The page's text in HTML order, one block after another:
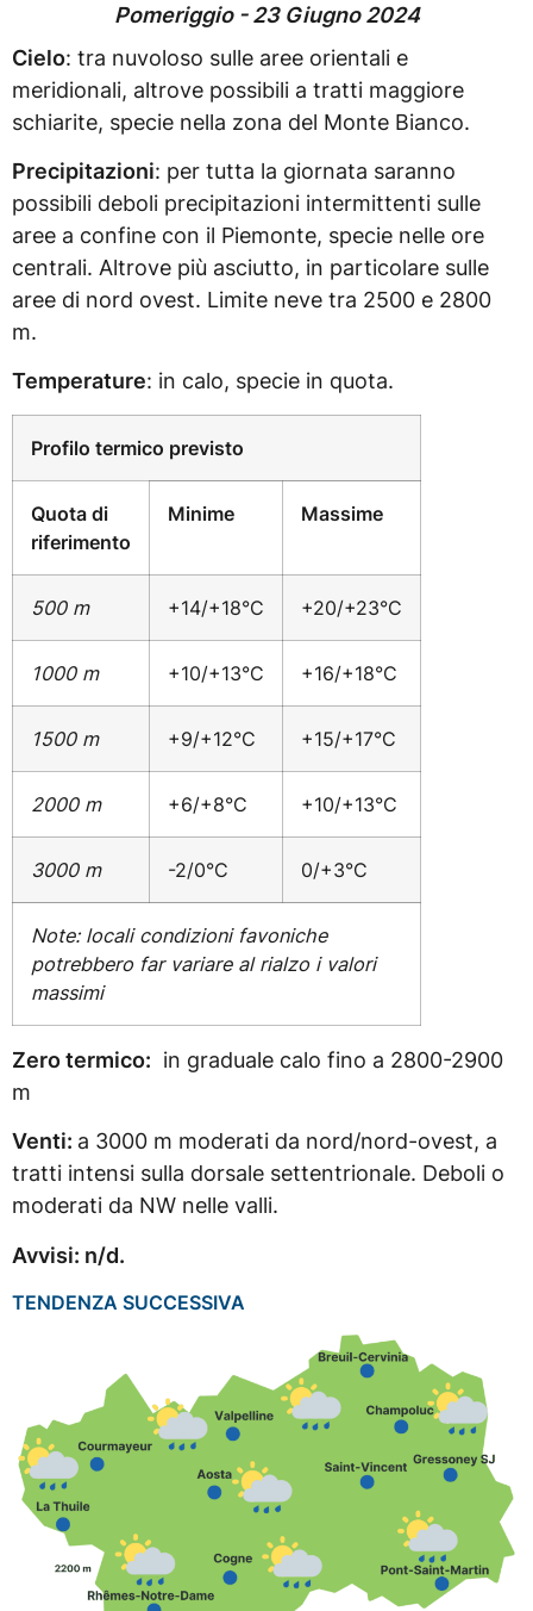
Pomeriggio - 23 Giugno 2024
Cielo: tra nuvoloso sulle aree orientali e
meridionali, altrove possibili a tratti maggiore
schiarite, specie nella zona del Monte Bianco.
Precipitazioni: per tutta la giornata saranno
possibili deboli precipitazioni intermittenti sulle
aree a confine con il Piemonte, specie nelle ore
centrali. Altrove più asciutto, in particolare sulle
aree di nord ovest. Limite neve tra 2500 e 2800
m.
Temperature: in calo, specie in quota.
Profilo termico previsto
Quota di
riferimento
Minime Massime
500 m +14/+18°C +20/+23°C
1000 m +10/+13°C +16/+18°C
1500 m +9/+12°C +15/+17°C
2000 m +6/+8°C +10/+13°C
3000 m -2/0°C 0/+3°C
Note: locali condizioni favoniche
potrebbero far variare al rialzo i valori
massimi
Zero termico: in graduale calo fino a 2800-2900
m
Venti: a 3000 m moderati da nord/nord-ovest, a
tratti intensi sulla dorsale settentrionale. Deboli o
moderati da NW nelle valli.
Avvisi: n/d.
TENDENZA SUCCESSIVA